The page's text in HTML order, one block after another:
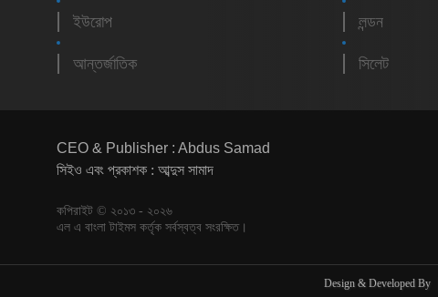
ইউরোপ
আন্তর্জাতিক
লন্ডন
সিলেট
CEO & Publisher : Abdus Samad
সিইও এবং প্রকাশক : আব্দুস সামাদ
কপিরাইট © ২০১৩ - ২০২৬
এল এ বাংলা টাইমস কর্তৃক সর্বস্বত্ব সংরক্ষিত।
Design & Developed By